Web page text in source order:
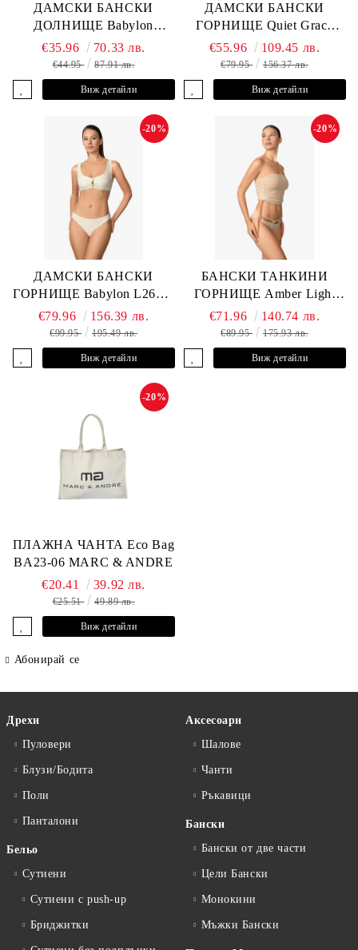
ДАМСКИ БАНСКИ
ДОЛНИЩЕ Babylon
L2613-Z-MTB MARC &
ANDRE
€35.96 70.33 лв.
€44.95 87.91 лв.
Виж детайли
ДАМСКИ БАНСКИ
ГОРНИЩЕ Quiet Grace
L2607-Y-352 MARC &
ANDRE
€55.96 109.45 лв.
€79.95 156.37 лв.
Виж детайли
ДАМСКИ БАНСКИ
ГОРНИЩЕ Babylon L2613-
YP-682 MARC & ANDRE
-20%
€79.96 156.39 лв.
€99.95 195.49 лв.
Виж детайли
БАНСКИ ТАНКИНИ
ГОРНИЩЕ Amber Light
L2605-Y-803 MARC &
ANDRE
-20%
€71.96 140.74 лв.
€89.95 175.93 лв.
Виж детайли
ПЛАЖНА ЧАНТА Eco Bag
BA23-06 MARC & ANDRE
-20%
€20.41 39.92 лв.
€25.51 49.89 лв.
Виж детайли
Абонирай се
Дрехи
Пуловери
Блузи/Бодита
Поли
Панталони
Бельо
Сутиени
Сутиени с push-up
Бриджитки
Аксесоари
Шалове
Чанти
Ръкавици
Бански
Бански от две части
Цели Бански
Монокини
Мъжки Бански